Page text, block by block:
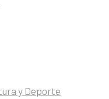
y Deporte